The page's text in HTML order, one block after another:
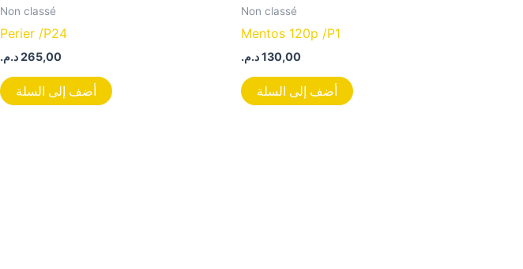
Non classé
Perier /P24
265,00د.م.
أضف إلى السلة
Non classé
Mentos 120p /P1
130,00د.م.
أضف إلى السلة